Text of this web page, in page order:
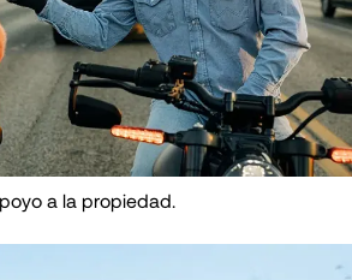
a la propiedad.